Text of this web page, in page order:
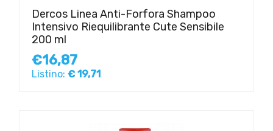
Dercos Linea Anti-Forfora Shampoo
Intensivo Riequilibrante Cute Sensibile
200 ml
€16,87
Listino: € 19,71